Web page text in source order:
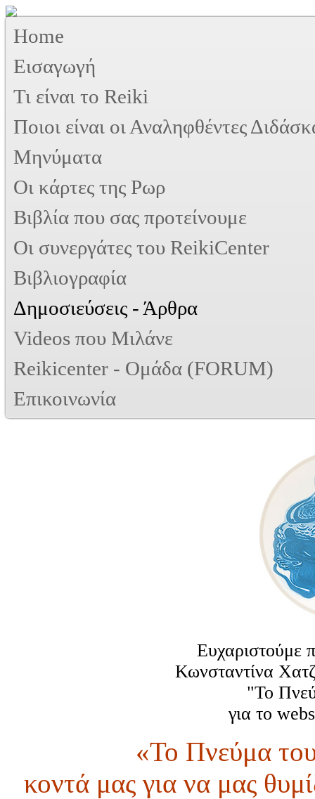
Home
Εισαγωγή
Τι είναι το Reiki
Ποιοι είναι οι Αναληφθέντες
Μηνύματα
Οι κάρτες της Ρωρ
Βιβλία που σας προτείνουμε
Oι συνεργάτες του ReikiCenter
Βιβλιογραφία
Δημοσιεύσεις - Άρθρα
Videos που Μιλάνε
Reikicenter - Ομάδα (FORUM)
Επικοινωνία
Ευχαριστούμε
Κωνσταντίνα
"Το
για το
«Το Πνεύμα
κοντά μας για να μας